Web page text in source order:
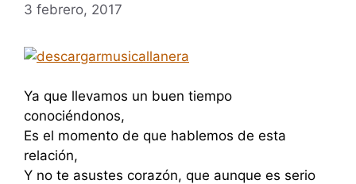
3 febrero, 2017
Ya que llevamos un buen tiempo
conociéndonos,
Es el momento de que hablemos de esta
relación,
Y no te asustes corazón, que aunque es serio